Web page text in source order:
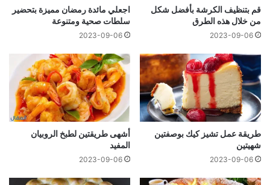
قم بتنظيف الكرشة بأفضل شكل
من خلال هذه الطرق
2023-09-06
اجعلي مائدة رمضان مميزة بتحضير
سلطات صحية ومتنوعة
2023-09-06
طريقة عمل تشيز كيك بوصفتين
شهيتين
2023-09-06
أشهى طريقتين لطبخ الروبيان
المفيد
2023-09-06